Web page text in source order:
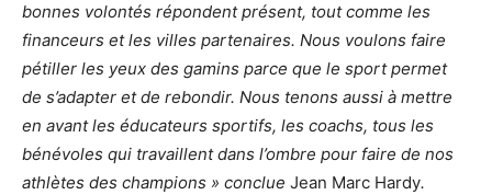
bonnes volontés répondent présent, tout comme les
financeurs et les villes partenaires. Nous voulons faire
pétiller les yeux des gamins parce que le sport permet
de s’adapter et de rebondir. Nous tenons aussi à mettre
en avant les éducateurs sportifs, les coachs, tous les
bénévoles qui travaillent dans l’ombre pour faire de nos
athlètes des champions » conclue Jean Marc Hardy.